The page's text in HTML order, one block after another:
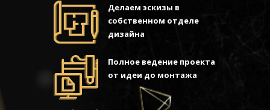
Делаем эскизы в
собственном отделе
дизайна
Полное ведение проекта
от идеи до монтажа